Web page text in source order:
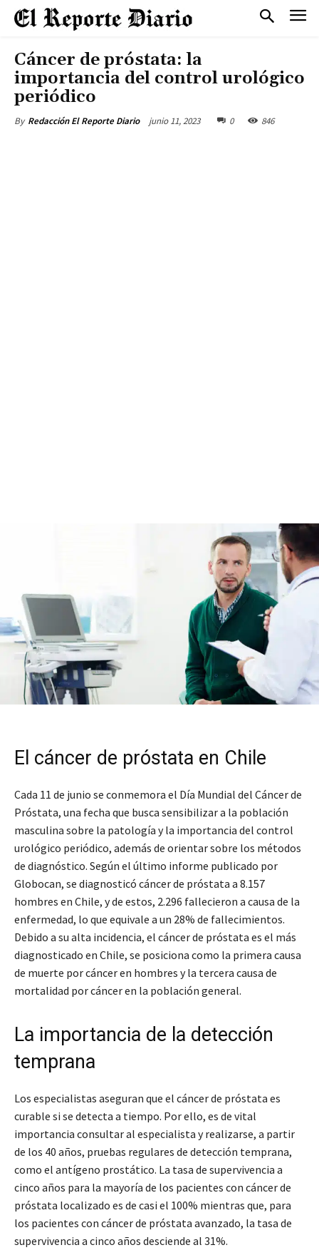
Cáncer de próstata: la
importancia del control urológico
periódico
By Redacción El Reporte Diario junio 11, 2023 0 846
El cáncer de próstata en Chile
Cada 11 de junio se conmemora el Día Mundial del Cáncer de
Próstata, una fecha que busca sensibilizar a la población
masculina sobre la patología y la importancia del control
urológico periódico, además de orientar sobre los métodos
de diagnóstico. Según el último informe publicado por
Globocan, se diagnosticó cáncer de próstata a 8.157
hombres en Chile, y de estos, 2.296 fallecieron a causa de la
enfermedad, lo que equivale a un 28% de fallecimientos.
Debido a su alta incidencia, el cáncer de próstata es el más
diagnosticado en Chile, se posiciona como la primera causa
de muerte por cáncer en hombres y la tercera causa de
mortalidad por cáncer en la población general.
La importancia de la detección
temprana
Los especialistas aseguran que el cáncer de próstata es
curable si se detecta a tiempo. Por ello, es de vital
importancia consultar al especialista y realizarse, a partir
de los 40 años, pruebas regulares de detección temprana,
como el antígeno prostático. La tasa de supervivencia a
cinco años para la mayoría de los pacientes con cáncer de
próstata localizado es de casi el 100% mientras que, para
los pacientes con cáncer de próstata avanzado, la tasa de
supervivencia a cinco años desciende al 31%.